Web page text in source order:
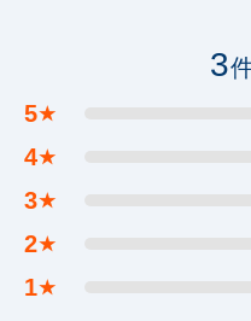
3
5★
4★
3★
2★
1★